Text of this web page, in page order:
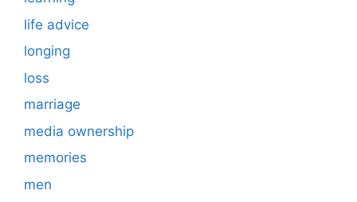
life advice
longing
loss
marriage
media ownership
memories
men